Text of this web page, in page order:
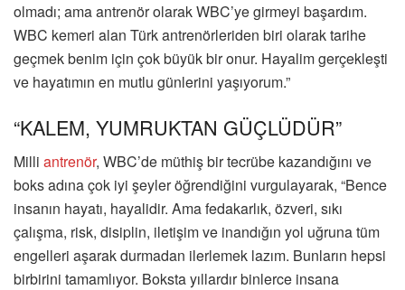
olmadı; ama antrenör olarak WBC’ye girmeyi başardım.
WBC kemeri alan Türk antrenörleriden biri olarak tarihe
geçmek benim için çok büyük bir onur. Hayalim gerçekleşti
ve hayatımın en mutlu günlerini yaşıyorum.”
“KALEM, YUMRUKTAN GÜÇLÜDÜR”
Milli antrenör, WBC’de müthiş bir tecrübe kazandığını ve
boks adına çok iyi şeyler öğrendiğini vurgulayarak, “Bence
insanın hayatı, hayalidir. Ama fedakarlık, özveri, sıkı
çalışma, risk, disiplin, iletişim ve inandığın yol uğruna tüm
engelleri aşarak durmadan ilerlemek lazım. Bunların hepsi
birbirini tamamlıyor. Boksta yıllardır binlerce insana